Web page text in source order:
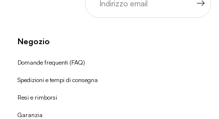
Negozio
Domande frequenti (FAQ)
Spedizioni e tempi di consegna
Resi e rimborsi
Garanzia